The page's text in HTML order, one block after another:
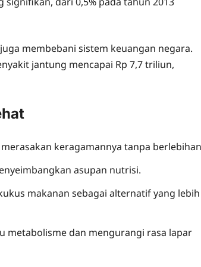
membebani sistem keuangan negara.
jantung mencapai Rp 7,7 triliun,
keragamannya tanpa
asupan nutrisi.
makanan sebagai alternatif yang lebih
metabolisme dan mengurangi rasa lapar